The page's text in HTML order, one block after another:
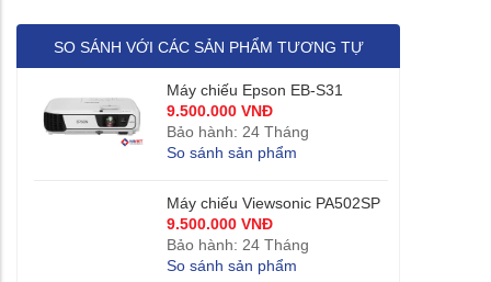
SO SÁNH VỚI CÁC SẢN PHẨM TƯƠNG TỰ
Máy chiếu Epson EB-S31
9.500.000 VNĐ
Bảo hành: 24 Tháng
So sánh sản phẩm
Máy chiếu Viewsonic PA502SP
9.500.000 VNĐ
Bảo hành: 24 Tháng
So sánh sản phẩm